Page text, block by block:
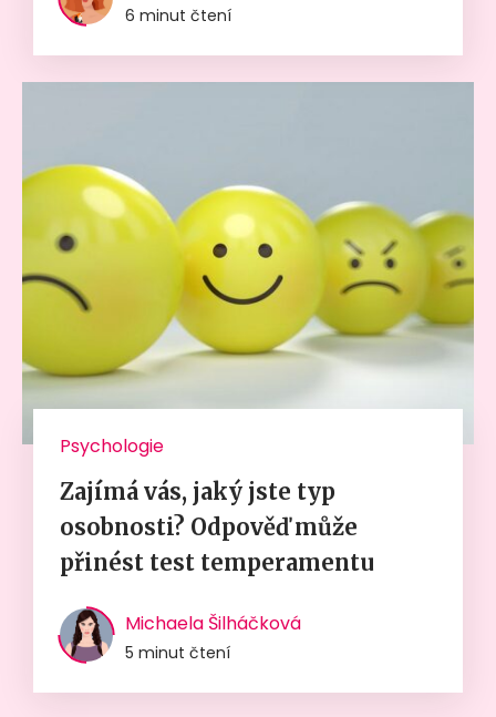
6 minut čtení
Psychologie
Zajímá vás, jaký jste typ
osobnosti? Odpověď může
přinést test temperamentu
Michaela Šilháčková
5 minut čtení